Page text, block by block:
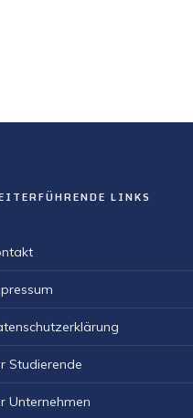
LINKS
Studierende
Unternehmen